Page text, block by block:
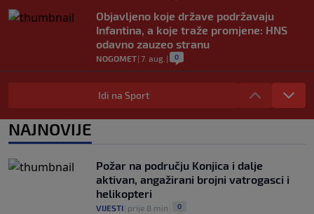
Objavljeno koje države podržavaju
Infantina, a koje traže promjene: HNS
odavno zauzeo stranu
NOGOMET| 7. aug. | 0
UEFA pokreće istragu: Je li Infantino
namjeravao prodati prava na Svjetsko
0
nisu pozvali na ostavku
7. aug. | 0
Idi na Sport
NAJNOVIJE
Požar na području Konjica i dalje
aktivan, angažirani brojni vatrogasci i
helikopteri
VIJESTI prije 8 min 0